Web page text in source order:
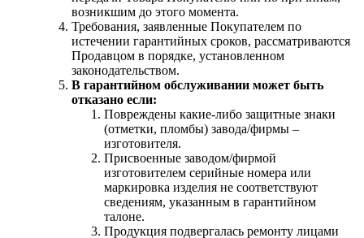
возникшим до этого момента.
Требования, заявленные Покупателем по
истечении гарантийных сроков, рассматриваются
Продавцом в порядке, установленном
законодательством.
В гарантийном обслуживании может быть
отказано если:
Повреждены какие-либо защитные знаки
(отметки, пломбы) завода/фирмы –
изготовителя.
Присвоенные заводом/фирмой
изготовителем серийные номера или
маркировка изделия не соответствуют
сведениям, указанным в гарантийном
талоне.
Продукция подвергалась ремонту лицами